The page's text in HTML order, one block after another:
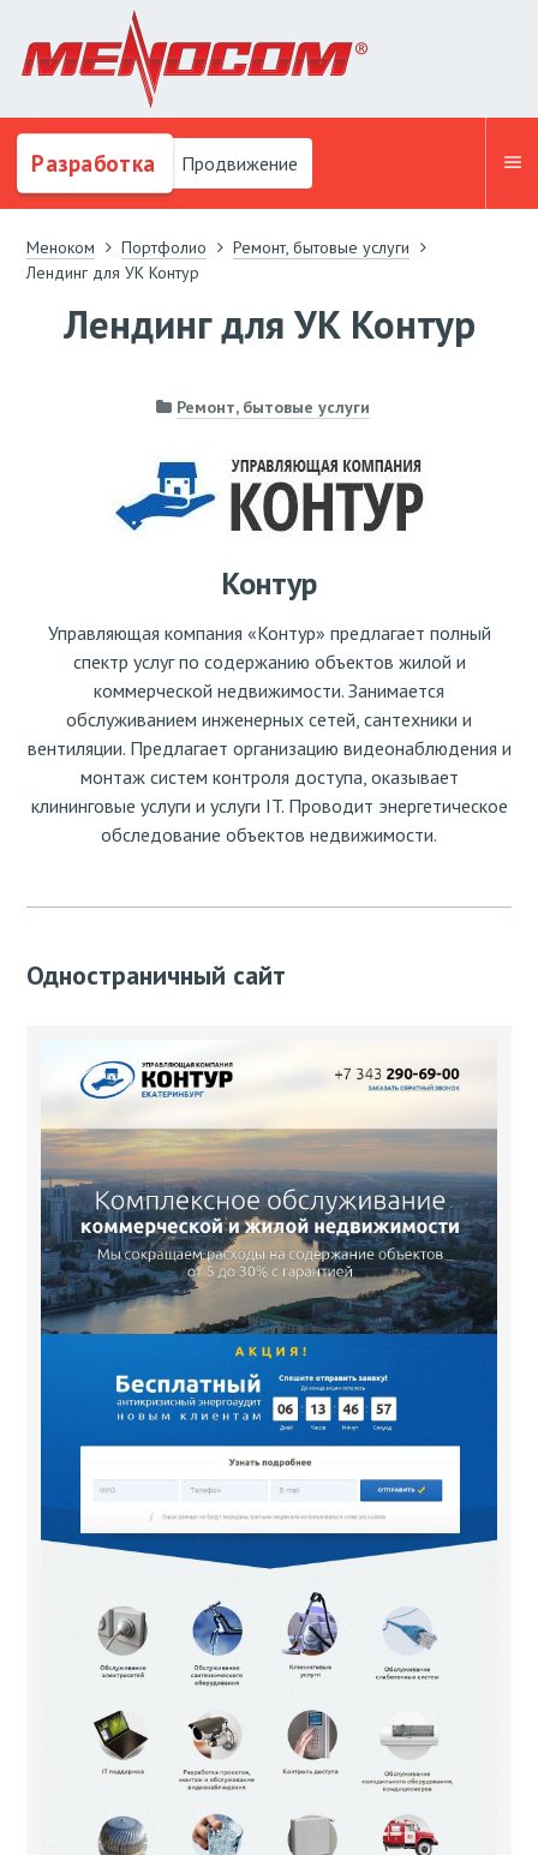
Разработка Продвижение
Меноком Портфолио
Ремонт, бытовые услуги
Лендинг для УК Контур
Лендинг для УК Контур
Ремонт, бытовые услуги
Контур
Управляющая компания «Контур» предлагает полный
спектр услуг по содержанию объектов жилой и
коммерческой недвижимости. Занимается
обслуживанием инженерных сетей, сантехники и
вентиляции. Предлагает организацию видеонаблюдения и
монтаж систем контроля доступа, оказывает
клининговые услуги и услуги IT. Проводит энергетическое
обследование объектов недвижимости.
Одностраничный сайт